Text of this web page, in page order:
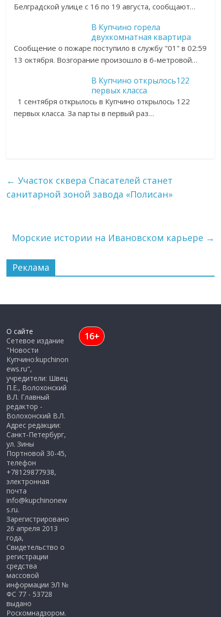
Белградской улице с 16 по 19 августа, сообщают…
В Купчино горела
двухкомнатная квартира
Сообщение о пожаре поступило в службу "01" в 02:59
13 октября. Возгорание произошло в 6-метровой…
В Купчино открылось122
первых класса
1 сентября открылось в Купчино открылось 122
первых класса. За парты в первый раз…
← Участок сквера Спасателей станет
санитарной зоной завода «Полисан»
Морские истории на Ивановском карьере →
Реклама
О сайте
Сетевое издание
"Новости
Купчино:kupchinon
ews.ru",
учредители: Швец
П.Е., Волохонский
В.Л. Главный
редактор -
Волохонский В.Л.
Адрес редакции:
Санкт-Петербург,
ул. Зины
Портновой 30-45,
телефон
+78129877938,
электронная
почта
info@kupchinonew
s.ru.
Зарегистрировано
26 апреля 2013
года,
Свидетельство о
регистрации
средства
массовой
информации ЭЛ №
ФС 77 - 53728
выдано
Роскомнадзором.
16+